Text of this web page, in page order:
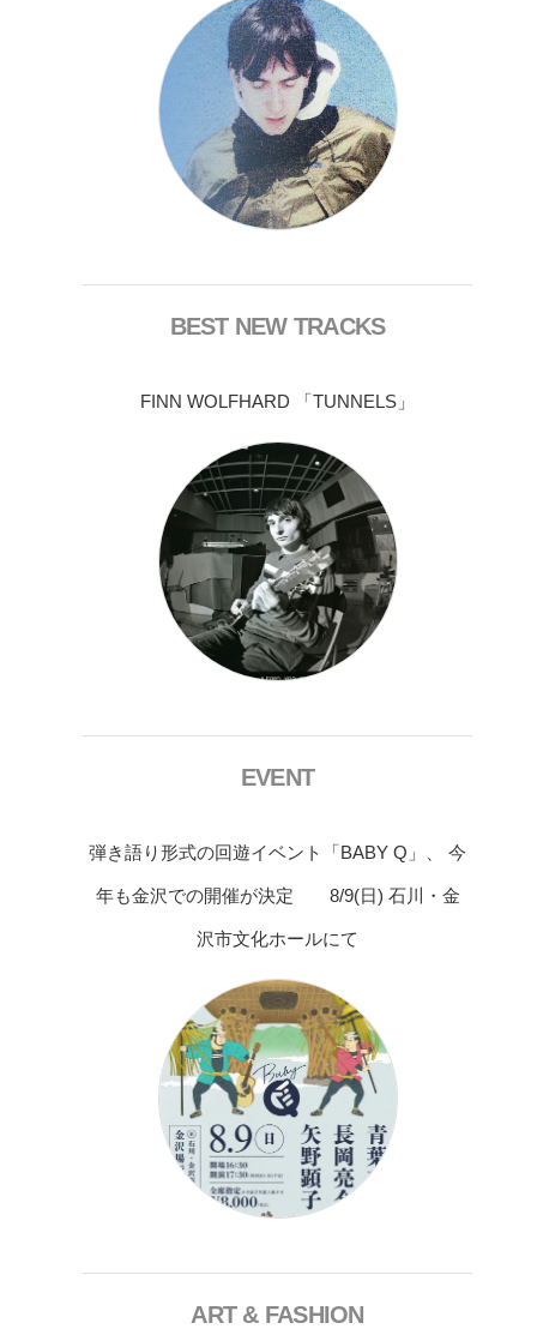
BEST NEW TRACKS
FINN WOLFHARD 「TUNNELS」
EVENT
弾き語り形式の回遊イベント「BABY Q」、 今
年も金沢での開催が決定 8/9(日) 石川・金
沢市文化ホールにて
ART & FASHION